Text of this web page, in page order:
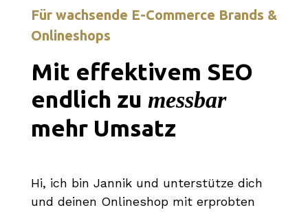
Für wachsende E-Commerce Brands &
Onlineshops
Mit effektivem SEO
endlich zu messbar
mehr Umsatz
Hi, ich bin Jannik und unterstütze dich
und deinen Onlineshop mit erprobten